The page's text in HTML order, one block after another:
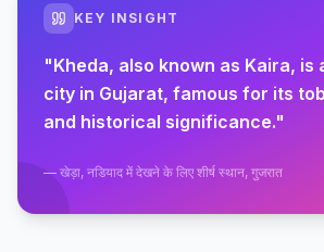
KEY INSIGHT
"Kheda, also known as Kaira, is
city in Gujarat, famous for its
and historical significance."
— खेड़ा, नडियाद में देखने के लिए शीर्ष स्थान, गुजरात